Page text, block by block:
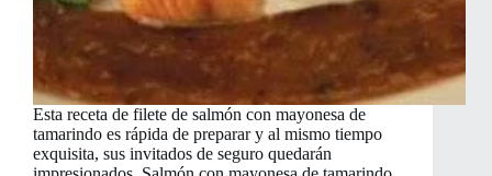
Esta receta de filete de salmón con mayonesa de
tamarindo es rápida de preparar y al mismo tiempo
exquisita, sus invitados de seguro quedarán